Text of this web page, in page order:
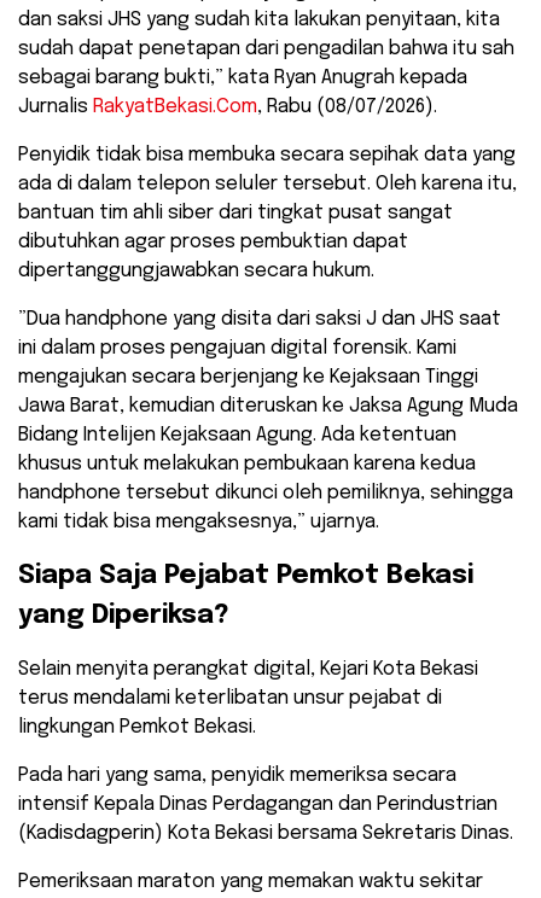
dan saksi JHS yang sudah kita lakukan penyitaan, kita
sudah dapat penetapan dari pengadilan bahwa itu sah
sebagai barang bukti,” kata Ryan Anugrah kepada
Jurnalis RakyatBekasi.Com, Rabu (08/07/2026).
​Penyidik tidak bisa membuka secara sepihak data yang
ada di dalam telepon seluler tersebut. Oleh karena itu,
bantuan tim ahli siber dari tingkat pusat sangat
dibutuhkan agar proses pembuktian dapat
dipertanggungjawabkan secara hukum.
​”Dua handphone yang disita dari saksi J dan JHS saat
ini dalam proses pengajuan digital forensik. Kami
mengajukan secara berjenjang ke Kejaksaan Tinggi
Jawa Barat, kemudian diteruskan ke Jaksa Agung Muda
Bidang Intelijen Kejaksaan Agung. Ada ketentuan
khusus untuk melakukan pembukaan karena kedua
handphone tersebut dikunci oleh pemiliknya, sehingga
kami tidak bisa mengaksesnya,” ujarnya.
​Siapa Saja Pejabat Pemkot Bekasi
yang Diperiksa?
​Selain menyita perangkat digital, Kejari Kota Bekasi
terus mendalami keterlibatan unsur pejabat di
lingkungan Pemkot Bekasi.
Pada hari yang sama, penyidik memeriksa secara
intensif Kepala Dinas Perdagangan dan Perindustrian
(Kadisdagperin) Kota Bekasi bersama Sekretaris Dinas.
​Pemeriksaan maraton yang memakan waktu sekitar